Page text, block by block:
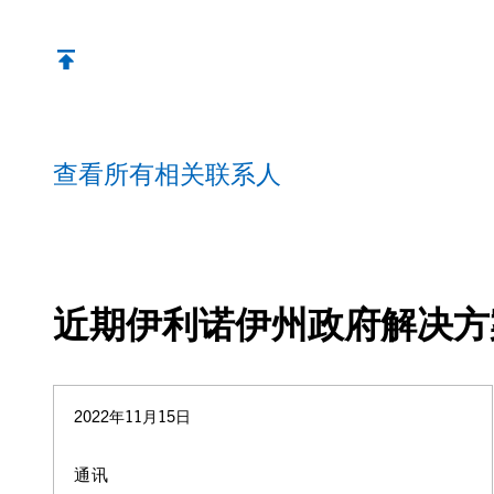
查看所有相关联系人
近期伊利诺伊州政府解决
2022年11月15日
通讯